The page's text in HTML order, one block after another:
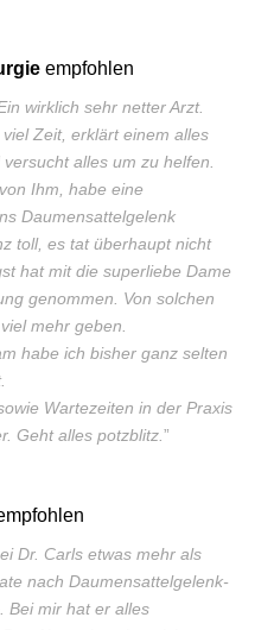
empfohlen
wirklich sehr netter Arzt.
Zeit, erklärt einem alles
alles um zu helfen.
Ihm, habe eine
Daumensattelgelenk
toll, es tat überhaupt nicht
hat mit die superliebe Dame
genommen. Von solchen
mehr geben.
habe ich bisher ganz selten
Wartezeiten in der Praxis
Geht alles potzblitz. ”
Dr. Carls etwas mehr als
nach Daumensattelgelenk-
Bei mir hat er alles